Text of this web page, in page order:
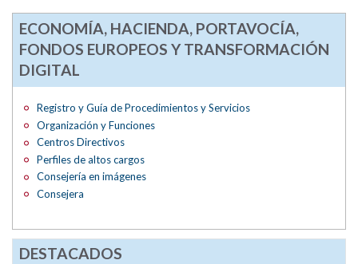
ECONOMÍA, HACIENDA, PORTAVOCÍA,
FONDOS EUROPEOS Y TRANSFORMACIÓN
DIGITAL
Registro y Guía de Procedimientos y Servicios
Organización y Funciones
Centros Directivos
Perfiles de altos cargos
Consejería en imágenes
Consejera
DESTACADOS